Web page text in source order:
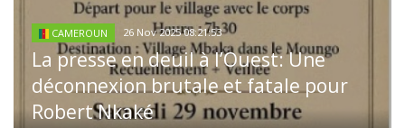
CAMEROUN 26 Nov 2025 08:21:53
La presse en deuil à l’Ouest: Une
déconnexion brutale et fatale pour
Robert Nkaké